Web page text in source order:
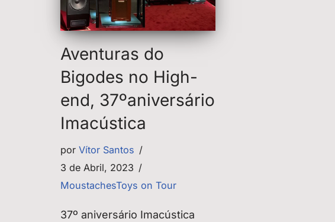
Aventuras do
Bigodes no High-
end, 37ºaniversário
Imacústica
por Vítor Santos
3 de Abril, 2023
MoustachesToys on Tour
37º aniversário Imacústica